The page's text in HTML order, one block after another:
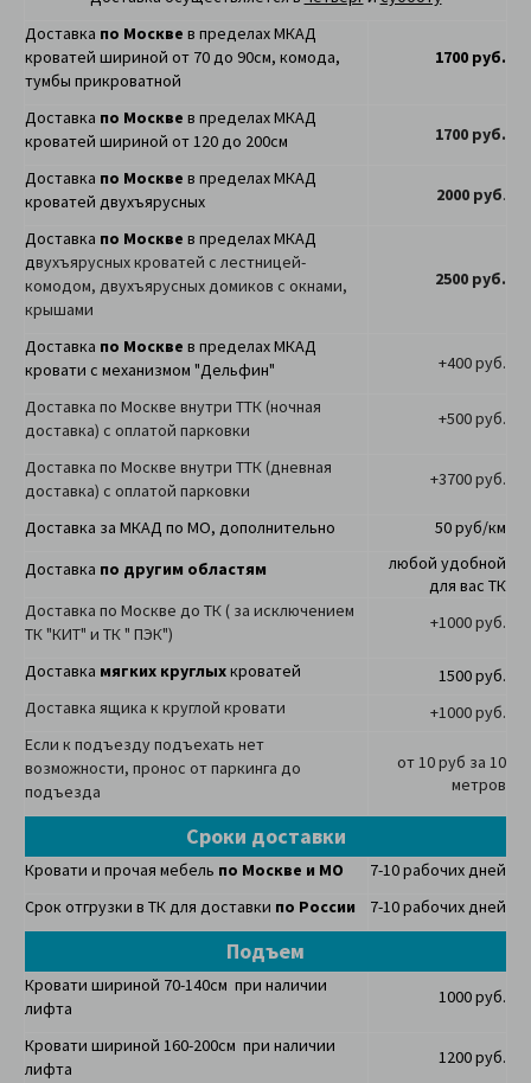
Доставка по Москве в пределах МКАД
кроватей шириной от 70 до 90см, комода,
тумбы прикроватной
1700 руб.
Доставка по Москве в пределах МКАД
кроватей шириной от 120 до 200см
1700 руб.
Доставка по Москве в пределах МКАД
кроватей двухъярусных
2000 руб.
Доставка по Москве в пределах МКАД
двухъярусных кроватей с лестницей-
комодом, двухъярусных домиков с окнами,
крышами
2500 руб.
Доставка по Москве в пределах МКАД
кровати с механизмом "Дельфин"
+400 руб.
Доставка по Москве внутри ТТК (ночная
доставка) с оплатой парковки
+500 руб.
Доставка по Москве внутри ТТК (дневная
доставка) с оплатой парковки
+3700 руб.
Доставка за МКАД по МО, дополнительно
50 руб/км
Доставка по другим областям
любой удобной
для вас ТК
Доставка по Москве до ТК ( за исключением
ТК "КИТ" и ТК " ПЭК")
+1000 руб.
Доставка мягких круглыхкроватей
1500 руб.
Доставка ящика к круглой кровати
+1000 руб.
Если к подъезду подъехать нет
возможности, пронос от паркинга до
подъезда
от 10 руб за 10
метров
Сроки доставки
Кровати и прочая мебель по Москве и МО
7-10 рабочих дней
Срок отгрузки в ТК для доставки по России 7-10 рабочих дней
Подъем
Кровати шириной 70-140см при наличии
лифта
1000 руб.
Кровати шириной 160-200см при наличии
лифта
1200 руб.